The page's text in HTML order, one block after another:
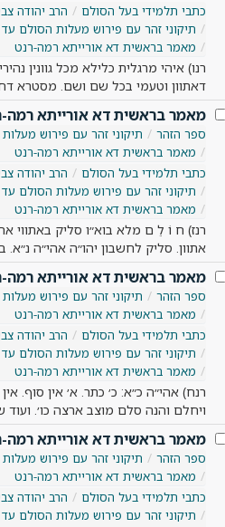
כתבי תלמידי בעל הסולם
הרב יהודה
תיקוני זהר עם פירוש מעלות הסולם עד
מאמר בראשית דא אורייתא רמה-רנט
רנו) איהי מרגלית כלילא מכל גוונין
דאתוון וטעמי בכל שם ושם. מסטרא
מאמר בראשית דא אורייתא רמה-
ספר הזהר תיקוני זהר עם פירוש
מאמר בראשית דא אורייתא רמה-רנט
כתבי תלמידי בעל הסולם
הרב יהודה
תיקוני זהר עם פירוש מעלות הסולם עד
מאמר בראשית דא אורייתא רמה-רנט
רנז) ח וֹ לֵ ם מלא בוא״ו סליק באתווי
אתוון. סליק לחשבון יהו״ה אהי״ה נ״א.
מאמר בראשית דא אורייתא רמה-
ספר הזהר תיקוני זהר עם פירוש
מאמר בראשית דא אורייתא רמה-רנט
כתבי תלמידי בעל הסולם
הרב יהודה
תיקוני זהר עם פירוש מעלות הסולם עד
מאמר בראשית דא אורייתא רמה-רנט
רנח) אהי״ה כ״א: כ׳ כתר. א׳ אין סוף.
ויחלם והנה סלם מוצב ארצה כו׳. ועוד
מאמר בראשית דא אורייתא רמה-
ספר הזהר תיקוני זהר עם פירוש
מאמר בראשית דא אורייתא רמה-רנט
כתבי תלמידי בעל הסולם
הרב יהודה
תיקוני זהר עם פירוש מעלות הסולם עד